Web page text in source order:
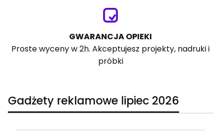
GWARANCJA OPIEKI
Proste wyceny w 2h. Akceptujesz projekty, nadruki i
próbki
Gadżety reklamowe lipiec 2026